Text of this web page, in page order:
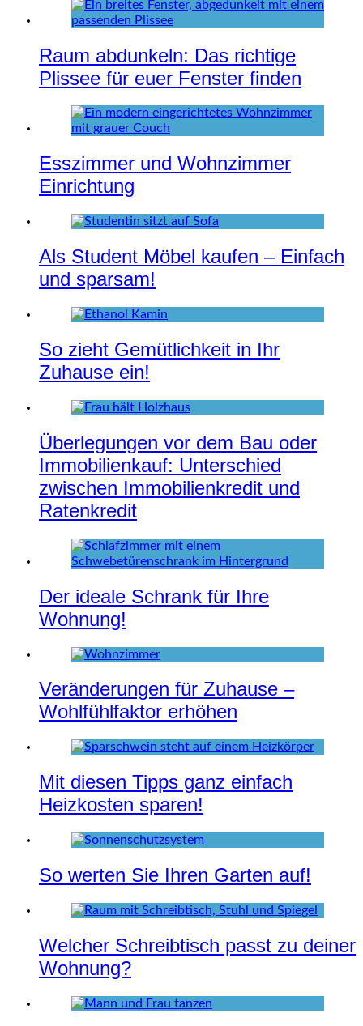
Raum abdunkeln: Das richtige
Plissee für euer Fenster finden
Esszimmer und Wohnzimmer
Einrichtung
Als Student Möbel kaufen – Einfach
und sparsam!
So zieht Gemütlichkeit in Ihr
Zuhause ein!
Überlegungen vor dem Bau oder
Immobilienkauf: Unterschied
zwischen Immobilienkredit und
Ratenkredit
Der ideale Schrank für Ihre
Wohnung!
Veränderungen für Zuhause –
Wohlfühlfaktor erhöhen
Mit diesen Tipps ganz einfach
Heizkosten sparen!
So werten Sie Ihren Garten auf!
Welcher Schreibtisch passt zu deiner
Wohnung?